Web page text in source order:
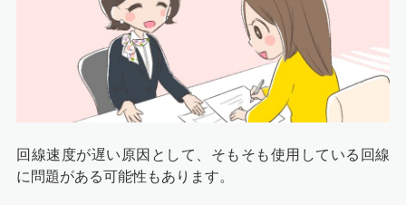
回線速度が遅い原因として、そもそも使用している回線
に問題がある可能性もあります。